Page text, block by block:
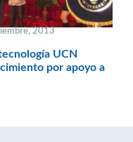
2013
UCN
por apoyo a